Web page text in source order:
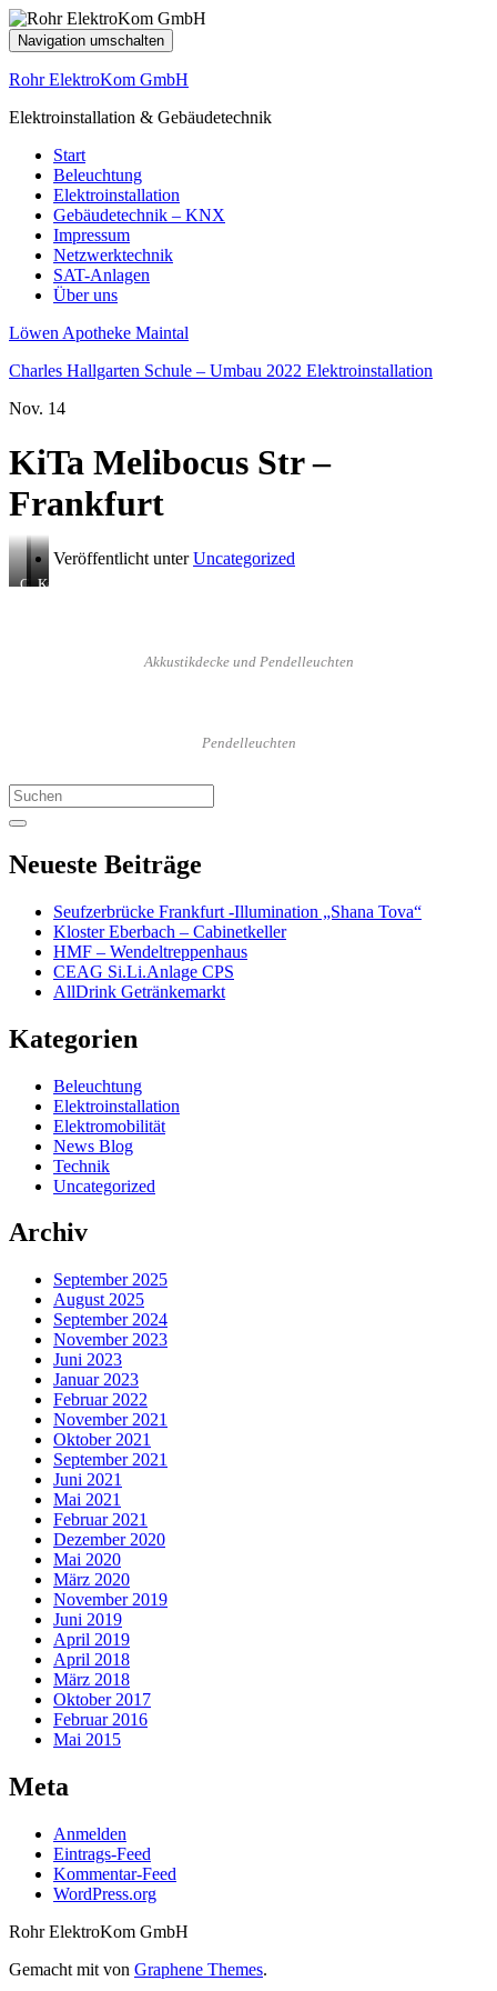
Navigation umschalten
Rohr ElektroKom GmbH
Elektroinstallation & Gebäudetechnik
Start
Beleuchtung
Elektroinstallation
Gebäudetechnik – KNX
Impressum
Netzwerktechnik
SAT-Anlagen
Über uns
Löwen Apotheke Maintal
Charles Hallgarten Schule – Umbau 2022 Elektroinstallation
Nov. 14
KiTa Melibocus Str –
Frankfurt
Veröffentlicht unterUncategorized
Glashaus
Fenstermotoren
Kabelpritsche
Akkustikdecke und Pendelleuchten
Pendelleuchten
Search
for:
Neueste Beiträge
Seufzerbrücke Frankfurt -Illumination „Shana Tova“
Kloster Eberbach – Cabinetkeller
HMF – Wendeltreppenhaus
CEAG Si.Li.Anlage CPS
AllDrink Getränkemarkt
Kategorien
Beleuchtung
Elektroinstallation
Elektromobilität
News Blog
Technik
Uncategorized
Archiv
September 2025
August 2025
September 2024
November 2023
Juni 2023
Januar 2023
Februar 2022
November 2021
Oktober 2021
September 2021
Juni 2021
Mai 2021
Februar 2021
Dezember 2020
Mai 2020
März 2020
November 2019
Juni 2019
April 2019
April 2018
März 2018
Oktober 2017
Februar 2016
Mai 2015
Meta
Anmelden
Eintrags-Feed
Kommentar-Feed
WordPress.org
Rohr ElektroKom GmbH
Gemacht mit von Graphene Themes.